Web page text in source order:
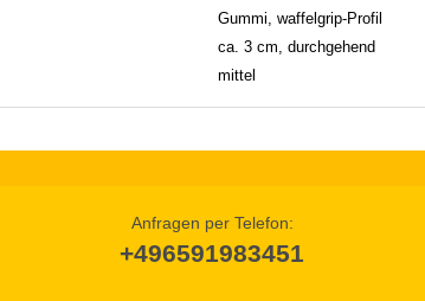
Gummi, waffelgrip-Profil
ca. 3 cm, durchgehend
mittel
Anfragen per Telefon:
+496591983451